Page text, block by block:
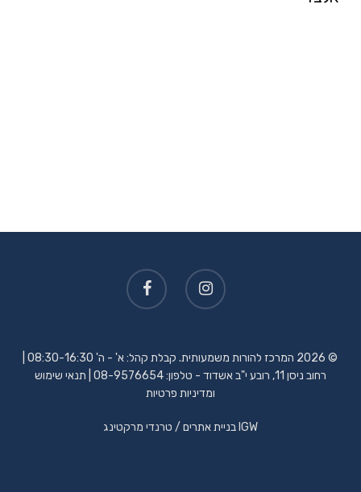
© 2026 המרכז להורות משמעותית. קבלת קהל: א' - ה' 08:30-16:30 |
רחוב ניסן 11, רובע י"ב אשדוד - טלפון:
08-9576654 תנאי שימוש
ומדיניות פרטיות
IGW בניית אתרים / טרנדי מרקטינג